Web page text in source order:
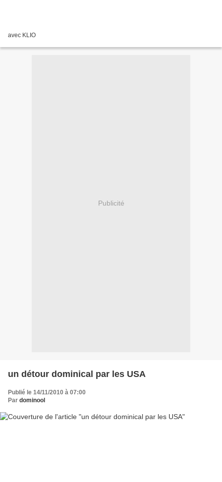
avec KLIO
Publicité
un détour dominical par les USA
Publié le 14/11/2010 à 07:00
Par dominool